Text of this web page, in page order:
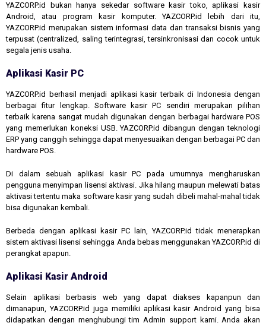
YAZCORP.id bukan hanya sekedar software kasir toko, aplikasi kasir
Android, atau program kasir komputer. YAZCORP.id lebih dari itu,
YAZCORP.id merupakan sistem informasi data dan transaksi bisnis yang
terpusat (centralized, saling terintegrasi, tersinkronisasi dan cocok untuk
segala jenis usaha.
Aplikasi Kasir PC
YAZCORP.id berhasil menjadi aplikasi kasir terbaik di Indonesia dengan
berbagai fitur lengkap. Software kasir PC sendiri merupakan pilihan
terbaik karena sangat mudah digunakan dengan berbagai hardware POS
yang memerlukan koneksi USB. YAZCORP.id dibangun dengan teknologi
ERP yang canggih sehingga dapat menyesuaikan dengan berbagai PC dan
hardware POS.
Di dalam sebuah aplikasi kasir PC pada umumnya mengharuskan
pengguna menyimpan lisensi aktivasi. Jika hilang maupun melewati batas
aktivasi tertentu maka software kasir yang sudah dibeli mahal-mahal tidak
bisa digunakan kembali.
Berbeda dengan aplikasi kasir PC lain, YAZCORP.id tidak menerapkan
sistem aktivasi lisensi sehingga Anda bebas menggunakan YAZCORP.id di
perangkat apapun.
Aplikasi Kasir Android
Selain aplikasi berbasis web yang dapat diakses kapanpun dan
dimanapun, YAZCORP.id juga memiliki aplikasi kasir Android yang bisa
didapatkan dengan menghubungi tim Admin support kami. Anda akan